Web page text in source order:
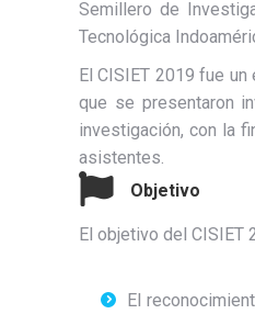
Semillero de
Tecnológica
El CISIET 2019 fue
que se presentaron
investigación, con la
asistentes.
Objetivo
El objetivo del CISIET
El